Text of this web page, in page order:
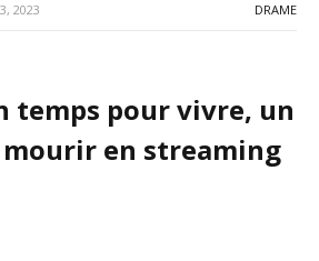
2023 DRAME
temps pour vivre, un
en streaming